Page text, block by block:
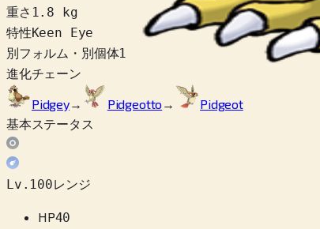
重さ 1.8 kg
特性Keen Eye
別フォルム・別個体1
進化チェーン
Pidgey→ Pidgeotto →
Pidgeot
基本ステータス
Lv.100レンジ
HP40